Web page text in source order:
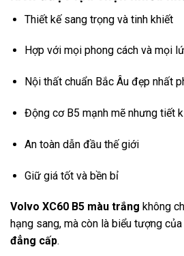
Thiết kế sang trọng và tinh khiết
Hợp với mọi phong cách và mọi
Nội thất chuẩn Bắc Âu đẹp nhất
Động cơ B5 mạnh mẽ nhưng tiết
An toàn dẫn đầu thế giới
Giữ giá tốt và bền bỉ
Volvo XC60 B5 màu trắng không
hạng sang, mà còn là biểu tượng của
đẳng cấp.